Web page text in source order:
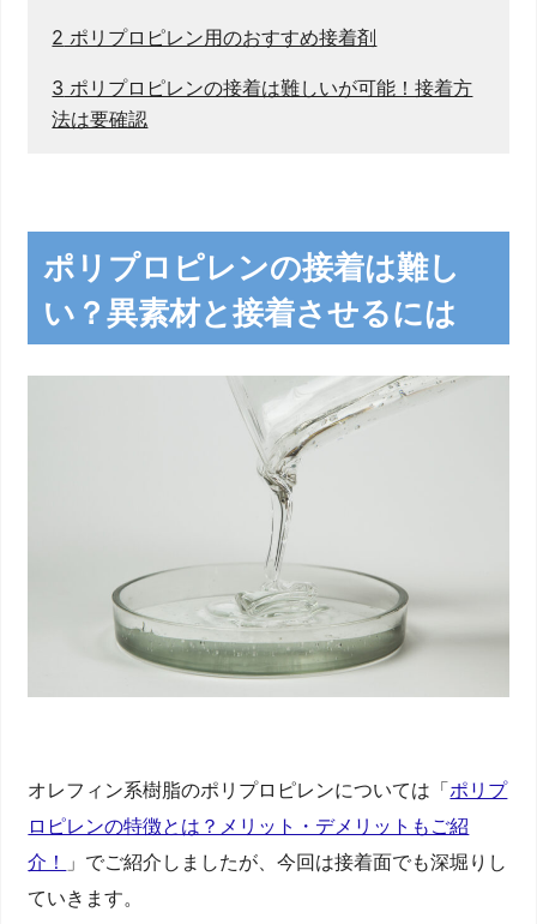
2 ポリプロピレン用のおすすめ接着剤
3 ポリプロピレンの接着は難しいが可能！接着方
法は要確認
ポリプロピレンの接着は難し
い？異素材と接着させるには
オレフィン系樹脂のポリプロピレンについては「ポリプ
ロピレンの特徴とは？メリット・デメリットもご紹
介！ 」でご紹介しましたが、今回は接着面でも深堀りし
ていきます。